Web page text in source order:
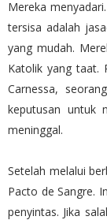
Mereka
tersisa adalah
yang mudah.
Katolik yang taat.
Carnessa,
keputusan untuk
meninggal.
Setelah melalui
Pacto de Sangre.
penyintas. Jika